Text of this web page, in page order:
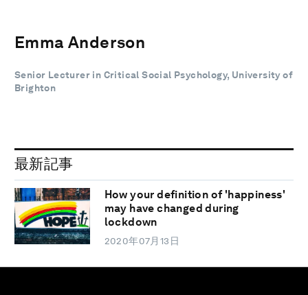
Emma Anderson
Senior Lecturer in Critical Social Psychology, University of
Brighton
最新記事
How your definition of 'happiness'
may have changed during
lockdown
2020年07月13日